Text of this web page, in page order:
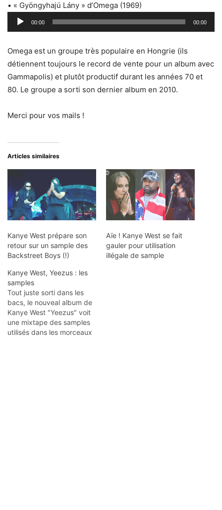
• « Gyöngyhajú Lány » d’Omega (1969)
Lecteur
audio
00:00 00:00
Omega est un groupe très populaire en Hongrie (ils
détiennent toujours le record de vente pour un album avec
Gammapolis) et plutôt productif durant les années 70 et
80. Le groupe a sorti son dernier album en 2010.
Merci pour vos mails !
Articles similaires
Kanye West prépare son
retour sur un sample des
Backstreet Boys (!)
Aïe ! Kanye West se fait
gauler pour utilisation
illégale de sample
Kanye West, Yeezus : les
samples
Tout juste sorti dans les
bacs, le nouveal album de
Kanye West "Yeezus" voit
une mixtape des samples
utilisés dans les morceaux